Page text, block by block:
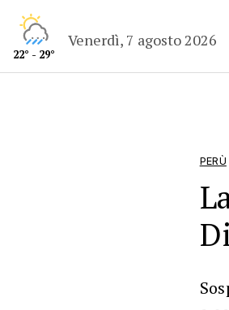
22° - 29°
Venerdì, 7 agosto 2026
PERÙ